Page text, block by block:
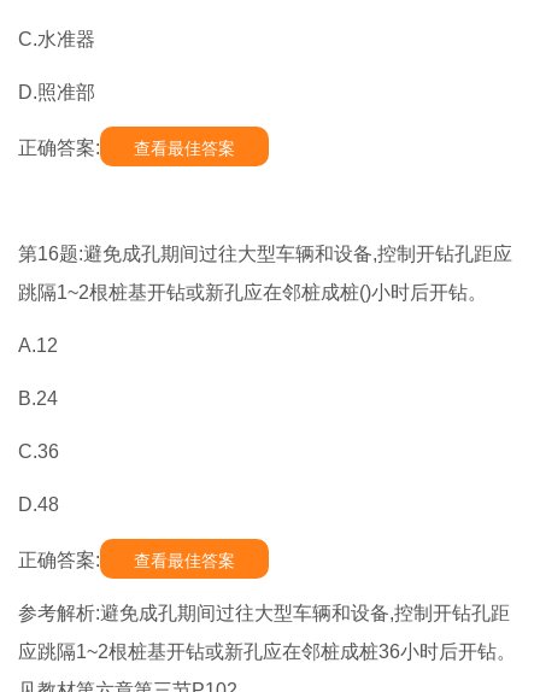
C.水准器
D.照准部
正确答案: 查看最佳答案
第16题:避免成孔期间过往大型车辆和设备,控制开钻孔距应
跳隔1~2根桩基开钻或新孔应在邻桩成桩()小时后开钻。
A.12
B.24
C.36
D.48
正确答案: 查看最佳答案
参考解析:避免成孔期间过往大型车辆和设备,控制开钻孔距
应跳隔1~2根桩基开钻或新孔应在邻桩成桩36小时后开钻。